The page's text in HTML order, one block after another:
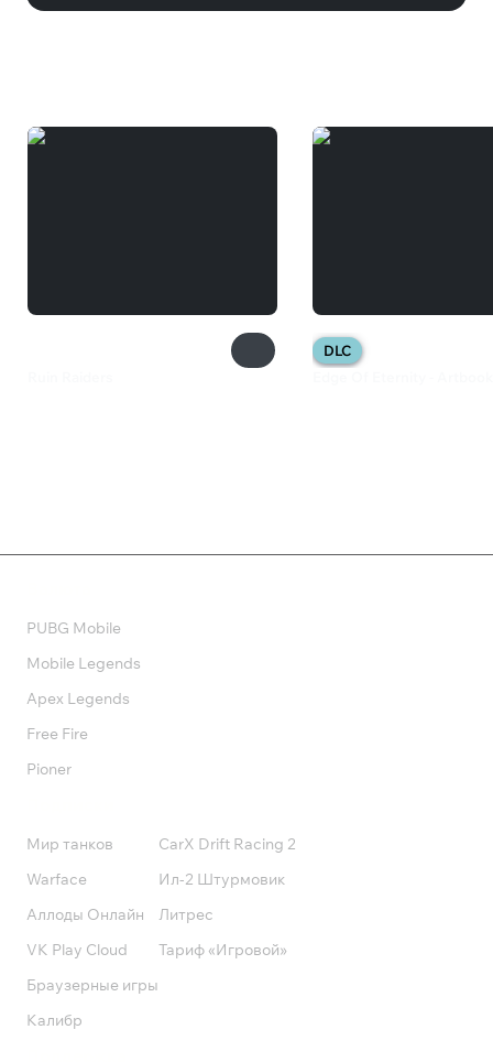
DLC
PUBG Mobile
Mobile Legends
Apex Legends
Free Fire
Pioner
Мир танков
Warface
Аллоды Онлайн
VK Play Cloud
Браузерные игры
Калибр
CarX Drift Racing 2
Ил-2 Штурмовик
Литрес
Тариф «Игровой»